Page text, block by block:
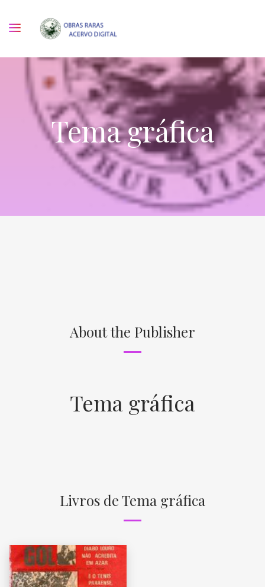
Tema gráfica
About the Publisher
Tema gráfica
Livros de Tema gráfica